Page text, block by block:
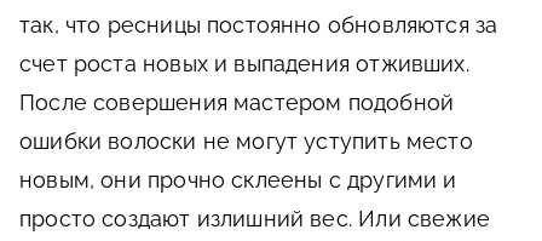
так, что ресницы постоянно обновляются за
счет роста новых и выпадения отживших.
После совершения мастером подобной
ошибки волоски не могут уступить место
новым, они прочно склеены с другими и
просто создают излишний вес. Или свежие